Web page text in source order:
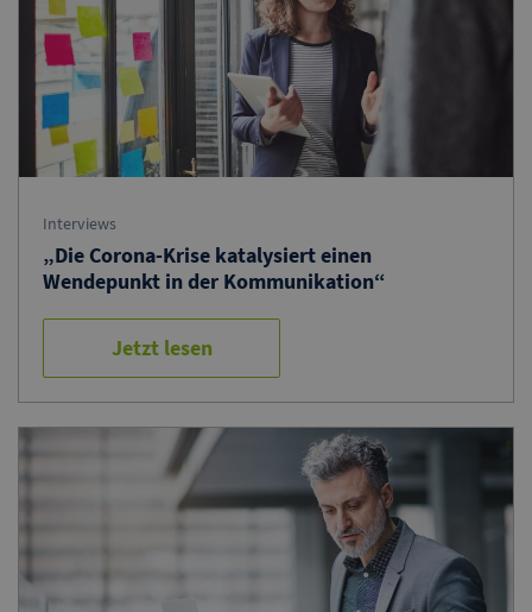
Interviews
„Die Corona-Krise katalysiert einen
Wendepunkt in der Kommunikation“
Jetzt lesen